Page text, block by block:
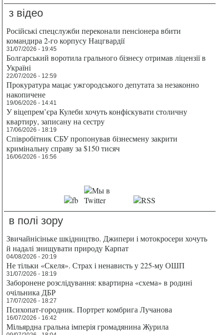
з відео
Російські спецслужби переконали пенсіонера вбити
командира 2-го корпусу Нацгвардії
31/07/2026 - 19:45
Болгарський воротила грального бізнесу отримав ліцензії в
Україні
22/07/2026 - 12:59
Прокуратура мацає ужгородського депутата за незаконно
накопичене
19/06/2026 - 14:41
У віцепрем’єра Кулеби хочуть конфіскувати столичну
квартиру, записану на сестру
17/06/2026 - 18:19
Співробітник СБУ пропонував бізнесмену закрити
кримінальну справу за $150 тисяч
16/06/2026 - 16:56
в полі зору
Звичайнісіньке шкідництво. Джипери і мотокросери хочуть
й надалі знищувати природу Карпат
04/08/2026 - 20:19
Не тільки «Скеля». Страх і ненависть у 225-му ОШП
31/07/2026 - 18:19
Заборонене розслідування: квартирна «схема» в родині
очільника ДБР
17/07/2026 - 18:27
Психопат-городник. Портрет комбрига Лучанова
16/07/2026 - 16:42
Мільярдна гральна імперія громадянина Журила